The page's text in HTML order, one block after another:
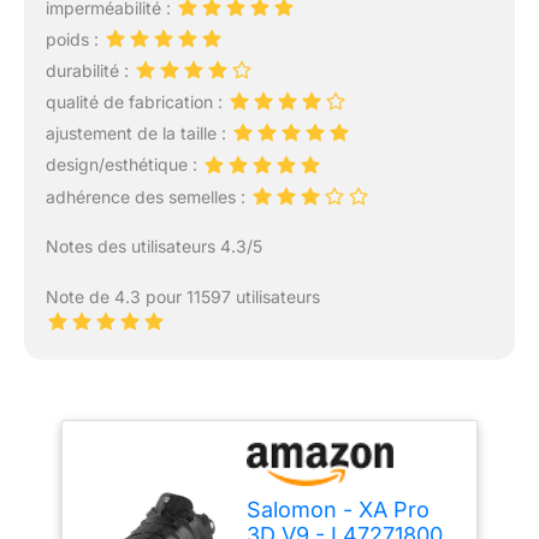
imperméabilité :
poids :
durabilité :
qualité de fabrication :
ajustement de la taille :
design/esthétique :
adhérence des semelles :
Notes des utilisateurs 4.3/5
Note de 4.3 pour 11597 utilisateurs
Salomon - XA Pro